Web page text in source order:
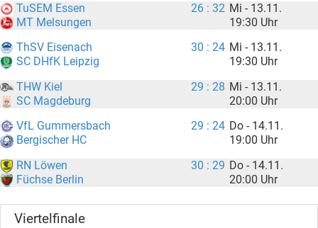
TuSEM Essen
MT Melsungen
26 : 32 Mi - 13.11.
19:30 Uhr
ThSV Eisenach
SC DHfK Leipzig
30 : 24 Mi - 13.11.
19:30 Uhr
THW Kiel
SC Magdeburg
29 : 28 Mi - 13.11.
20:00 Uhr
VfL Gummersbach
Bergischer HC
29 : 24 Do - 14.11.
19:00 Uhr
RN Löwen
Füchse Berlin
30 : 29 Do - 14.11.
20:00 Uhr
Viertelfinale